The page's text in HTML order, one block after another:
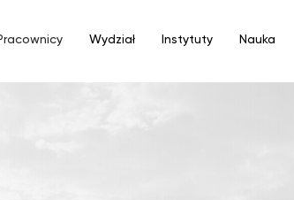
Wydział Instytuty Nauka